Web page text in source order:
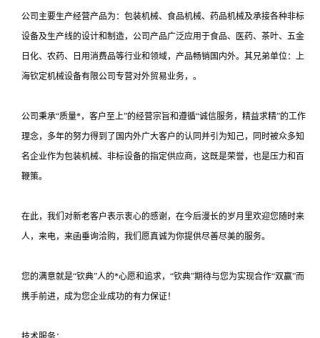
公司主要生产经营产品为：包装机械、食品机械、药品机械及承接各种非标
设备及生产线的设计和制造，公司产品广泛应用于食品、医药、茶叶、五金
日化、农药、日用消费品等行业和领域，产品畅销国内外。其兄弟单位：上
海钦定机械设备有限公司专营对外贸易业务，。
公司秉承“质量*，客户至上”的经营宗旨和遵循“诚信服务，精益求精”的工作
理念，多年的努力得到了国内外广大客户的认同并引为知己，同时被众多知
名企业作为包装机械、非标设备的指定供应商，这既是荣誉，也是压力和百
鞭策。
在此，我们对新老客户表示衷心的感谢，在今后漫长的岁月里欢迎您随时来
人，来电，来函垂询洽购，我们愿真诚为你提供尽善尽美的服务。
您的满意就是“钦典”人的*心愿和追求，“钦典”期待与您为实现合作“双赢”而
携手前进，成为您企业成功的有力保证！